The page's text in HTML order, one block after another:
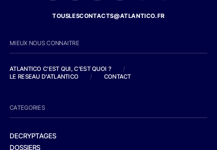
TOUSLESCONTACTS@ATLANTICO.FR
MIEUX NOUS CONNAITRE
ATLANTICO C'EST QUI, C'EST QUOI ?
/
LE RESEAU D'ATLANTICO
/ CONTACT
CATEGORIES
DECRYPTAGES
DOSSIERS